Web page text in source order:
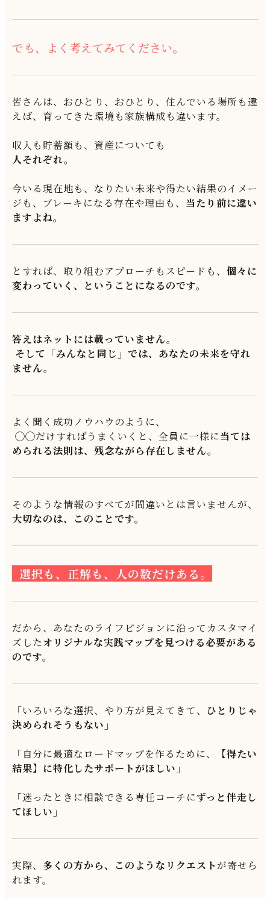
でも、よく考えてみてください。
皆さんは、おひとり、おひとり、住んでいる場所も違
えば、育ってきた環境も家族構成も違います。
収入も貯蓄額も、資産についても
人それぞれ。
今いる現在地も、なりたい未来や得たい結果のイメー
ジも、ブレーキになる存在や理由も、 当たり前に違い
ますよね。
とすれば、取り組むアプローチもスピードも、 個々に
変わっていく、ということになるのです。
答えはネットには載っていません。
そして「みんなと同じ」では、あなたの未来を守れ
ません。
よく聞く成功ノウハウのように、
◯◯だけすればうまくいくと、全員に一様に当ては
められる法則は、残念ながら存在しません。
そのような情報のすべてが間違いとは言いませんが、
大切なのは、このことです。
選択も、正解も、人の数だけある。
だから、あなたのライフビジョンに沿ってカスタマイ
ズしたオリジナルな実践マップを見つける必要がある
のです。
「いろいろな選択、やり方が見えてきて、 ひとりじゃ
決められそうもない」
「自分に最適なロードマップを作るために、
【得たい
結果】に特化したサポートがほしい」
「迷ったときに相談できる専任コーチにずっと伴走し
てほしい」
実際、 多くの方から、このようなリクエスト が寄せら
れます。